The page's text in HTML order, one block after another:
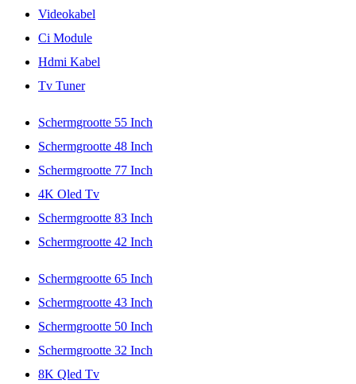
Videokabel
Ci Module
Hdmi Kabel
Tv Tuner
Schermgrootte 55 Inch
Schermgrootte 48 Inch
Schermgrootte 77 Inch
4K Oled Tv
Schermgrootte 83 Inch
Schermgrootte 42 Inch
Schermgrootte 65 Inch
Schermgrootte 43 Inch
Schermgrootte 50 Inch
Schermgrootte 32 Inch
8K Qled Tv